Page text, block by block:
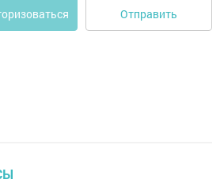
Отправить